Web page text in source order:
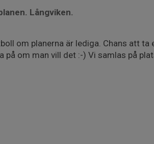
Långviken.
om planerna är lediga. Chans att
på om man vill det :-) Vi samlas på